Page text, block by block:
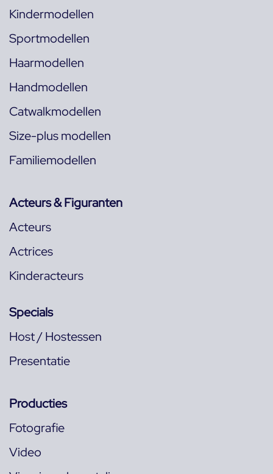
Kindermodellen
Sportmodellen
Haarmodellen
Handmodellen
Catwalkmodellen
Size-plus modellen
Familiemodellen
Acteurs & Figuranten
Acteurs
Actrices
Kinderacteurs
Specials
Host / Hostessen
Presentatie
Producties
Fotografie
Video